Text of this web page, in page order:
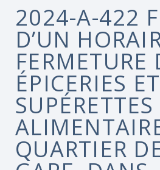
2024-A-422
D’UN
FERMETURE
ÉPICERIES ET
SUPÉRETTES
QUARTIER